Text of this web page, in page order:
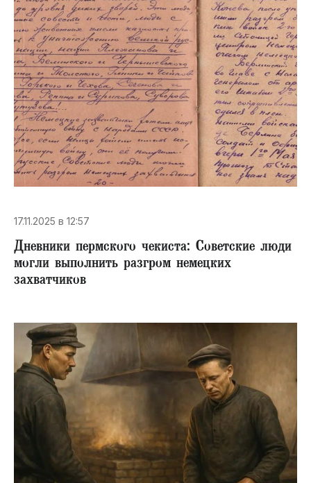
17.11.2025 в 12:57
Дневники пермского чекиста: Советские люди
могли выполнить разгром немецких
захватчиков